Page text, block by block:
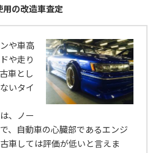
の改造車査定
や車高
や走り
車とし
いタイ
、ノー
、自動車の心臓部であるエンジ
車しては評価が低いと言えま